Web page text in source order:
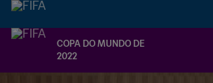
COPA DO MUNDO DE
2022